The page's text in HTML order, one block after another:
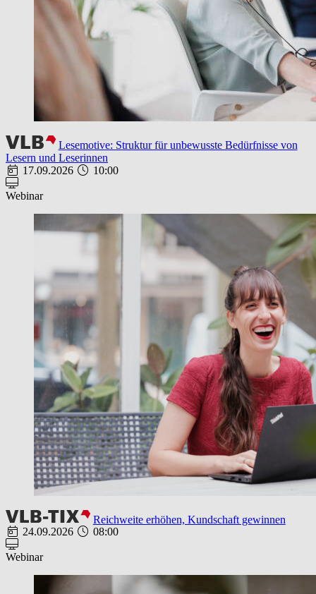
Lesemotive: Struktur für unbewusste Bedürfnisse von
Lesern und Leserinnen
17.09.2026
10:00
Webinar
Reichweite erhöhen, Kundschaft gewinnen
24.09.2026
08:00
Webinar